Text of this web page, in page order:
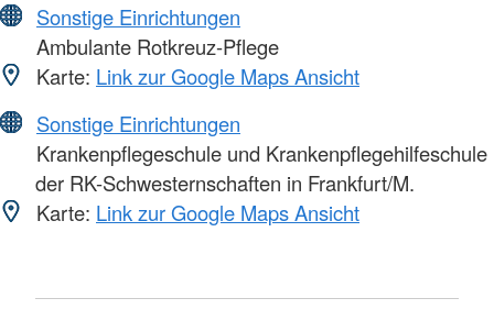
Sonstige Einrichtungen
Ambulante Rotkreuz-Pflege
Karte: Link zur Google Maps Ansicht
Sonstige Einrichtungen
Krankenpflegeschule und Krankenpflegehilfeschule
der RK-Schwesternschaften in Frankfurt/M.
Karte: Link zur Google Maps Ansicht